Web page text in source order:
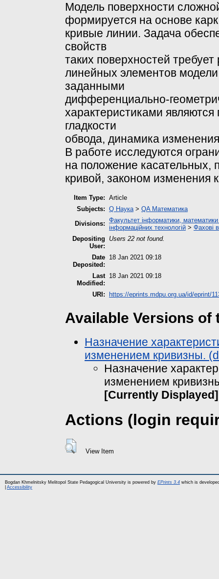
Модель поверхности
формируется на основе
кривые линии. Задача
свойств
таких поверхностей
линейных элементов
заданными
дифференциально-
характеристиками
гладкости
обвода, динамика
В работе исследуются
на положение касательных,
кривой, законом изменения
Item Type: Article
Subjects: Q Наука> QA Математика
Divisions: Факультет інформатики, математики
інформаційних технологій > Фахові
Depositing
User:
Users 22 not found.
Date
Deposited:
18 Jan 2021 09:18
Last
Modified:
18 Jan 2021 09:18
URI: https://eprints.mdpu.org.ua/id/eprint/
Available Versions of
Назначение
изменением кривизны.
Назначение
изменением
[Currently Displayed]
Actions (login
View Item
Bogdan Khmelnitsky Melitopol State Pedagogical University is powered by EPrints 3.4 which is
Accessibility